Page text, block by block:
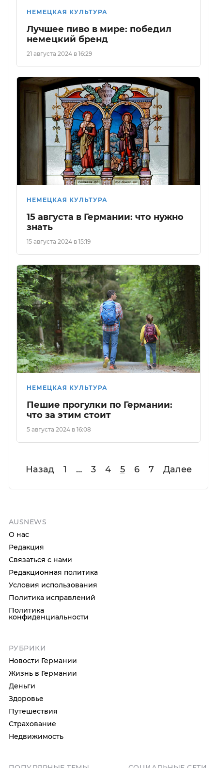
НЕМЕЦКАЯ КУЛЬТУРА
Лучшее пиво в мире: победил
немецкий бренд
21 августа 2024 в 16:29
НЕМЕЦКАЯ КУЛЬТУРА
15 августа в Германии: что нужно
знать
15 августа 2024 в 15:19
НЕМЕЦКАЯ КУЛЬТУРА
Пешие прогулки по Германии:
что за этим стоит
5 августа 2024 в 16:08
Назад 1 … 3 4 5 6 7 Далее
AUSNEWS
О нас
Редакция
Связаться с нами
Редакционная политика
Условия использования
Политика исправлений
Политика
конфиденциальности
РУБРИКИ
Новости Германии
Жизнь в Германии
Деньги
Здоровье
Путешествия
Страхование
Недвижимость